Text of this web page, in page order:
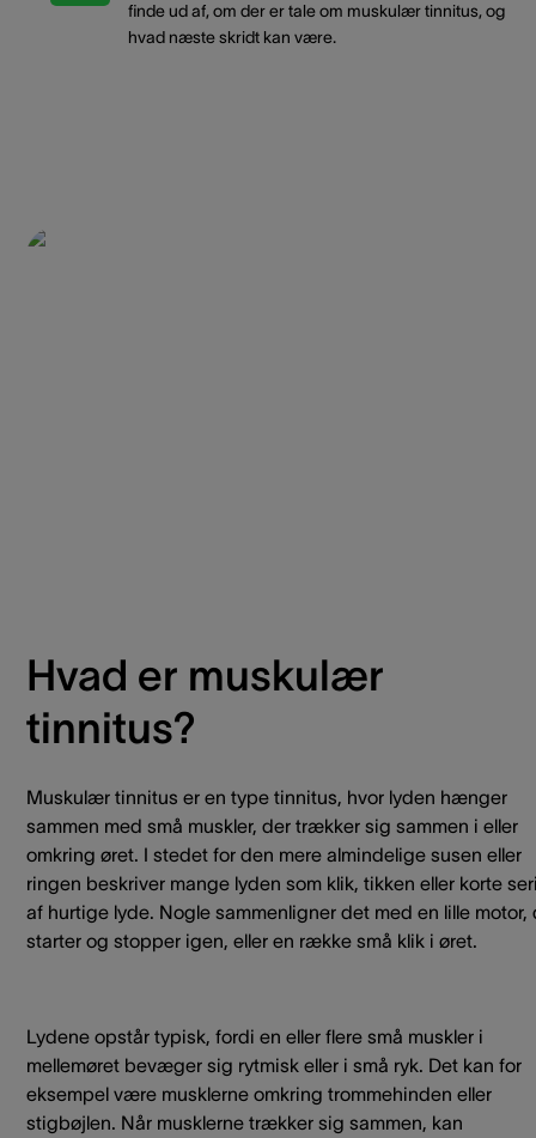
finde ud af, om der er tale om muskulær tinnitus, og
hvad næste skridt kan være.
Hvad er muskulær
tinnitus?
Muskulær tinnitus er en type tinnitus, hvor lyden hænger
sammen med små muskler, der trækker sig sammen i eller
omkring øret. I stedet for den mere almindelige susen eller
ringen beskriver mange lyden som klik, tikken eller korte
af hurtige lyde. Nogle sammenligner det med en lille motor,
starter og stopper igen, eller en række små klik i øret.
Lydene opstår typisk, fordi en eller flere små muskler i
mellemøret bevæger sig rytmisk eller i små ryk. Det kan for
eksempel være musklerne omkring trommehinden eller
stigbøjlen. Når musklerne trækker sig sammen, kan